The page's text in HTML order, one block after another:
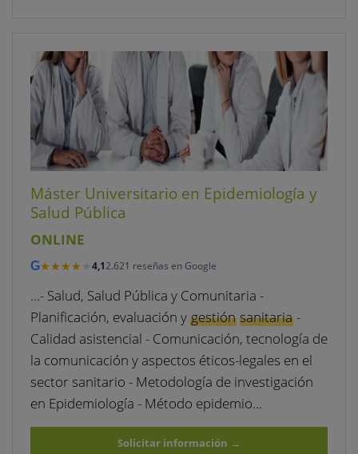
Máster Universitario en Epidemiología y
Salud Pública
ONLINE
G★★★★★
★★★★★ 4,12.621 reseñas en Google
…- Salud, Salud Pública y Comunitaria -
Planificación, evaluación y gestión sanitaria -
Calidad asistencial - Comunicación, tecnología de
la comunicación y aspectos éticos-legales en el
sector sanitario - Metodología de investigación
en Epidemiología - Método epidemio…
Solicitar información →